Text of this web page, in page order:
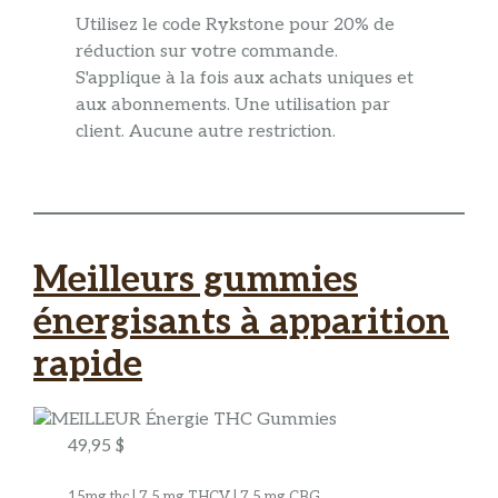
Utilisez le code Rykstone pour 20% de
réduction sur votre commande.
S'applique à la fois aux achats uniques et
aux abonnements. Une utilisation par
client. Aucune autre restriction.
Meilleurs gummies
énergisants à apparition
rapide
49,95 $